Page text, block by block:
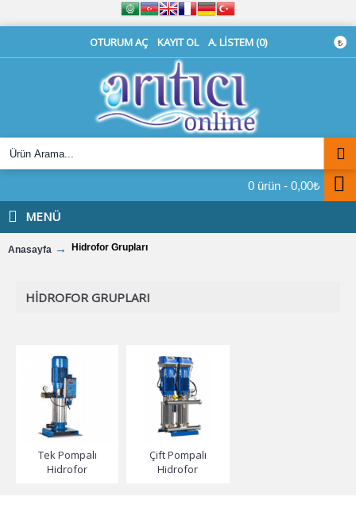
₺
OTURUM AÇ KAYIT OL A. LISTEM (0)
0 ürün - 0,00₺
MENÜ
Anasayfa Hidrofor Grupları
HIDROFOR GRUPLARI
Tek Pompalı
Hidrofor
Çift Pompalı
Hidrofor